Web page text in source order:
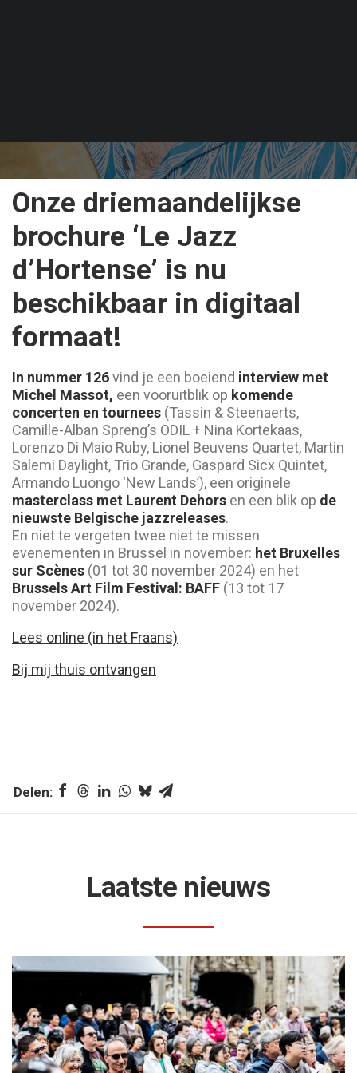
Onze driemaandelijkse
brochure ‘Le Jazz
d’Hortense’ is nu
beschikbaar in digitaal
formaat!
In nummer 126vind je een boeiend interview met
Michel Massot, een vooruitblik op komende
concerten en tournees (Tassin & Steenaerts,
Camille-Alban Spreng’s ODIL + Nina Kortekaas,
Lorenzo Di Maio Ruby, Lionel Beuvens Quartet, Martin
Salemi Daylight, Trio Grande, Gaspard Sicx Quintet,
Armando Luongo ‘New Lands’), een originele
masterclass met Laurent Dehors en een blik op de
nieuwste Belgische jazzreleases.
En niet te vergeten twee niet te missen
evenementen in Brussel in november: het Bruxelles
sur Scènes (01 tot 30 november 2024) en het
Brussels Art Film Festival: BAFF (13 tot 17
november 2024).
Lees online (in het Fraans)
Bij mij thuis ontvangen
Laatste nieuws